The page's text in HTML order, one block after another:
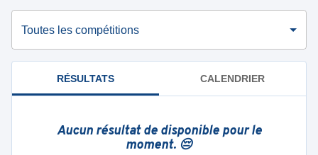
Toutes les compétitions
RÉSULTATS CALENDRIER
Aucun résultat de disponible pour le
moment. 😔